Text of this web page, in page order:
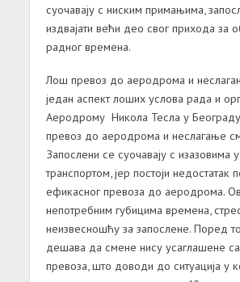
суочавају с ниским примањима,
издвајати већи део свог прихода за
радног времена.
Лош превоз до аеродрома и
један аспект лоших услова рада и
Аеродрому Никола Тесла у
превоз до аеродрома и неслагање
Запослени се суочавају с изазовима
транспортом, јер постоји недостатак
ефикасног превоза до аеродрома.
непотребним губицима времена,
неизвесношћу за запослене. Поред
дешава да смене нису усаглашене
превоза, што доводи до ситуација у